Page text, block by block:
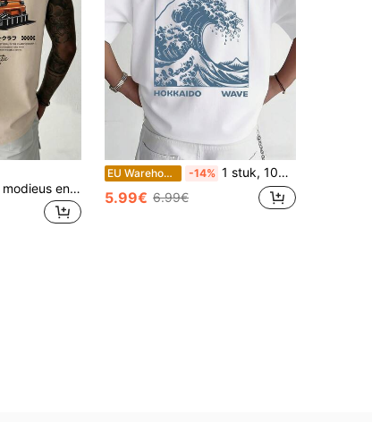
Fractyr Herenvest, modieus en casual | Prints met race- en Britse elementen | Prachtig design | Een must-have voor de zomer | Multifunctioneel en gemakkelijk te dragen | Het perfecte cadeau voor vrienden | Laat je unieke persoonlijkheid zien
EU Warehouse -14% 1 stuk, 100% katoen. Ruimvallend katoenen shirt, korte mouwen, ronde hals, zacht en ademend, met onder andere afbeeldingen van Hokkaido Big Wave, HOKKAIDO WAVE, enz.
5.99€ 6.99€